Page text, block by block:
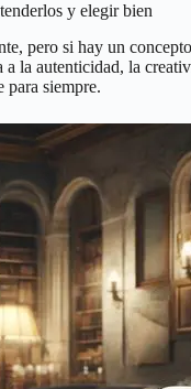
y elegir bien
pero si hay un
la autenticidad, la
para siempre.